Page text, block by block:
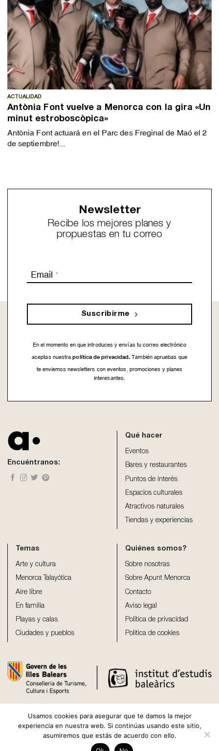
ACTUALIDAD
Antònia Font vuelve a Menorca con la gira «Un
minut estroboscòpica»
Antònia Font actuará en el Parc des Freginal de Maó el 2
de septiembre!...
Newsletter
Recibe los mejores planes y
propuestas en tu correo
Email *
Suscribirme
En el momento en que introduces y envías tu correo electrónico
aceptas nuestra política de privacidad. También apruebas que
te enviemos newsletters con eventos, promociones y planes
interesantes.
left
Encuéntranos:
Qué hacer
Eventos
Bares y restaurantes
Puntos de interés
Espacios culturales
Atractivos naturales
Tiendas y experiencias
Temas
Arte y cultura
Menorca Talayótica
Aire libre
En familia
Playas y calas
Ciudades y pueblos
Quiénes somos?
Sobre nosotras
Sobre Apunt Menorca
Contacto
Aviso legal
Política de privacidad
Política de cookies
Usamos cookies para asegurar que te damos la mejor
experiencia en nuestra web. Si continúas usando este sitio,
asumiremos que estás de acuerdo con ello.